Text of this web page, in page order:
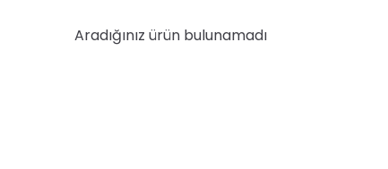
Aradığınız ürün bulunamadı